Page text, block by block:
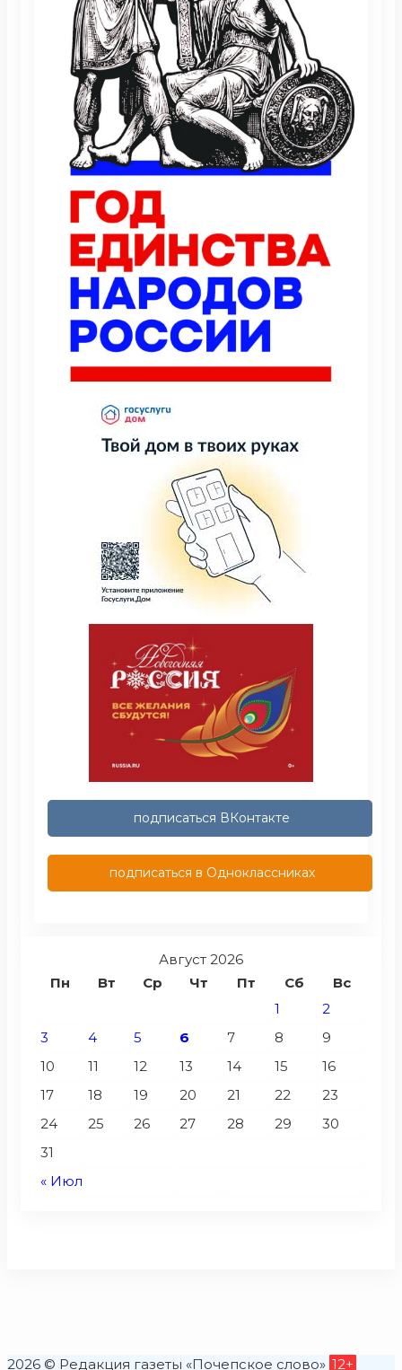
подписаться ВКонтакте
подписаться в Одноклассниках
Август 2026
Пн
Вт Ср Чт Пт Сб Вс
« Июл
1
2
3
4 5 6 7 8
9
10
11 12 13 14 15
16
17
18 19 20 21 22
23
24
25 26 27 28 29
30
31
2026 © Редакция газеты «Почепское слово» 12+